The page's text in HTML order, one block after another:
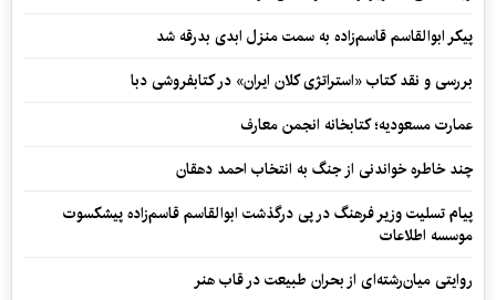
پیکر ابوالقاسم قاسم‌زاده به سمت منزل ابدی بدرقه شد
بررسی و نقد کتاب «استراتژی کلان ایران» در کتابفروشی دبا
عمارت مسعودیه؛ کتابخانه انجمن معارف
چند خاطره خواندنی از جنگ به انتخاب احمد دهقان
پیام تسلیت وزیر فرهنگ در پی درگذشت ابوالقاسم قاسم‌زاده پیشکسوت
موسسه اطلاعات
روایتی میان‌رشته‌ای از بحران طبیعت در قاب هنر